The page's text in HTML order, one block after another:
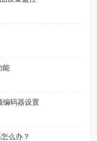
能
编码器设置
么办？